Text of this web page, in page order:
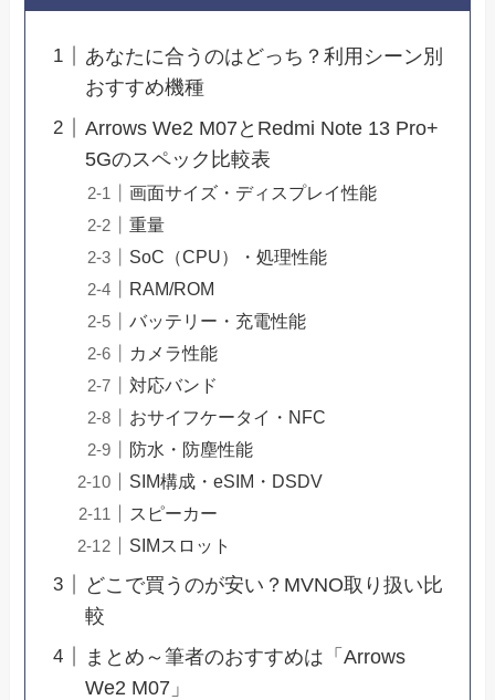
あなたに合うのはどっち？利用シーン別
おすすめ機種
Arrows We2 M07とRedmi Note 13 Pro+
5Gのスペック比較表
画面サイズ・ディスプレイ性能
重量
SoC（CPU）・処理性能
RAM/ROM
バッテリー・充電性能
カメラ性能
対応バンド
おサイフケータイ・NFC
防水・防塵性能
SIM構成・eSIM・DSDV
スピーカー
SIMスロット
どこで買うのが安い？MVNO取り扱い比
較
まとめ～筆者のおすすめは「Arrows
We2 M07」